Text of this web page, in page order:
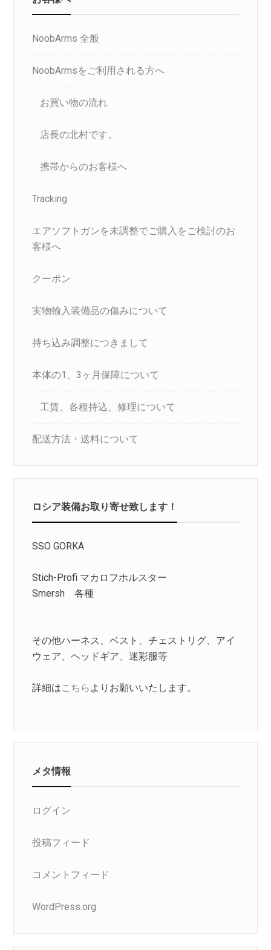
NoobArms 全般
NoobArmsをご利用される方へ
お買い物の流れ
店長の北村です。
携帯からのお客様へ
Tracking
エアソフトガンを未調整でご購入をご検討のお
客様へ
クーポン
実物輸入装備品の傷みについて
持ち込み調整につきまして
本体の1、3ヶ月保障について
工賃、各種持込、修理について
配送方法・送料について
ロシア装備お取り寄せ致します！
SSO GORKA
Stich-Profi マカロフホルスター
Smersh 各種
その他ハーネス、ベスト、チェストリグ、アイ
ウェア、ヘッドギア、迷彩服等
詳細はこちら よりお願いいたします。
メタ情報
ログイン
投稿フィード
コメントフィード
WordPress.org